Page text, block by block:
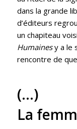
dans la grande
d’éditeurs
un chapiteau
Humainesy a le
rencontre de
(…)
La